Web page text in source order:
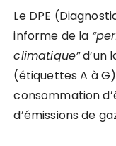
Le DPE
informe de la
climatique”d’un
(étiquettes A à
consommation
d’émissions de